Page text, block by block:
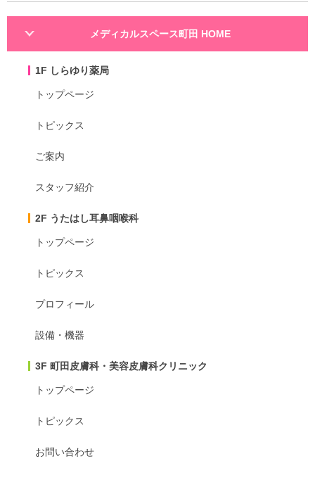
メディカルスペース町田 HOME
1F しらゆり薬局
トップページ
トピックス
ご案内
スタッフ紹介
2F うたはし耳鼻咽喉科
トップページ
トピックス
プロフィール
設備・機器
3F 町田皮膚科・美容皮膚科クリニック
トップページ
トピックス
お問い合わせ